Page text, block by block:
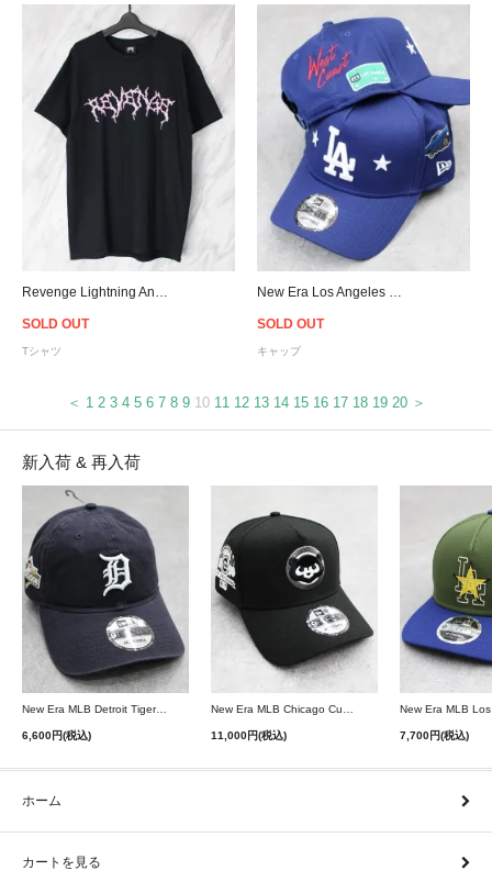
SOLD OUT
Tシャツ
SOLD OUT
キャップ
＜ 1 2 3 4 5 6 7 8 9 10 11 12 13 14 15 16 17 18 19 20 ＞
新入荷 & 再入荷
New Era MLB Detroit Tigers Postseason 9Twenty Strapback Cap - Navy
6,600円(税込)
New Era MLB Chicago Cubs 9Forty A-Frame Snapback Cap - Black
11,000円(税込) 7,700円(税込)
ホーム
カートを見る